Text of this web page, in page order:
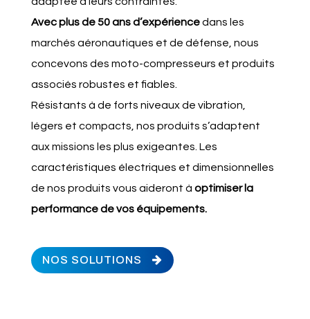
Avec plus de 50 ans d’expériencedans les
marchés aéronautiques et de défense, nous
concevons des moto-compresseurs et produits
associés robustes et fiables.
Résistants à de forts niveaux de vibration,
légers et compacts, nos produits s’adaptent
aux missions les plus exigeantes. Les
caractéristiques électriques et dimensionnelles
de nos produits vous aideront à optimiser la
performance de vos équipements.
NOS SOLUTIONS